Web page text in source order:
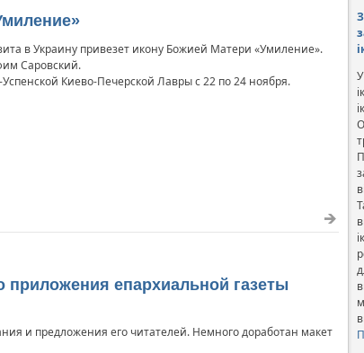
в Украину привезет икону Божией Матери «Умиление».
Саровский.
Киево-Печерской Лавры с 22 по 24 ноября.
епархиальной газеты
и предложения его читателей. Немного доработан макет